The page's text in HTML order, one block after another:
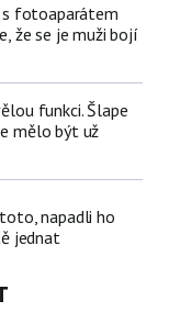
s fotoaparátem
že se je muži bojí
funkci. Šlape
mělo být už
napadli ho
jednat